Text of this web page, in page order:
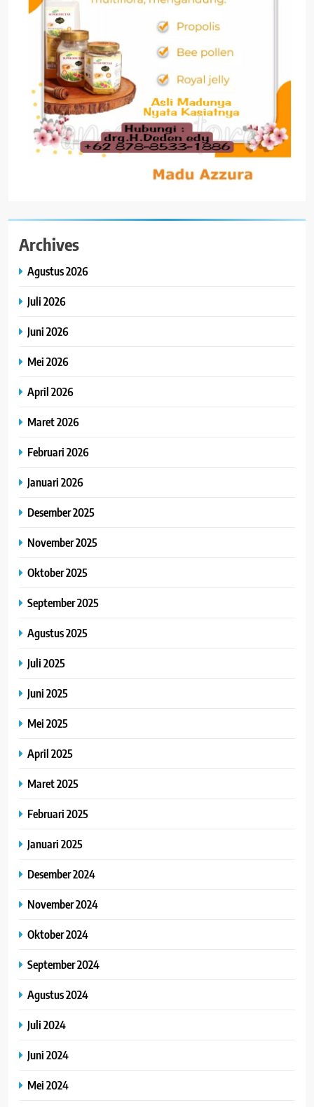
Archives
Agustus 2026
Juli 2026
Juni 2026
Mei 2026
April 2026
Maret 2026
Februari 2026
Januari 2026
Desember 2025
November 2025
Oktober 2025
September 2025
Agustus 2025
Juli 2025
Juni 2025
Mei 2025
April 2025
Maret 2025
Februari 2025
Januari 2025
Desember 2024
November 2024
Oktober 2024
September 2024
Agustus 2024
Juli 2024
Juni 2024
Mei 2024